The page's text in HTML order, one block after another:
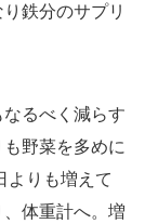
鉄分のサプリ
るべく減らす
野菜を多めに
よりも増えて
体重計へ。増